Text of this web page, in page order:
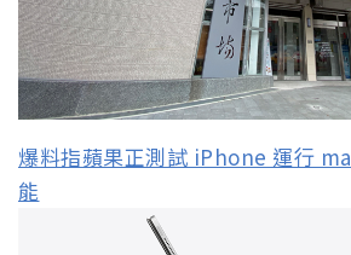
爆料指蘋果正測試 iPhone 運行
能